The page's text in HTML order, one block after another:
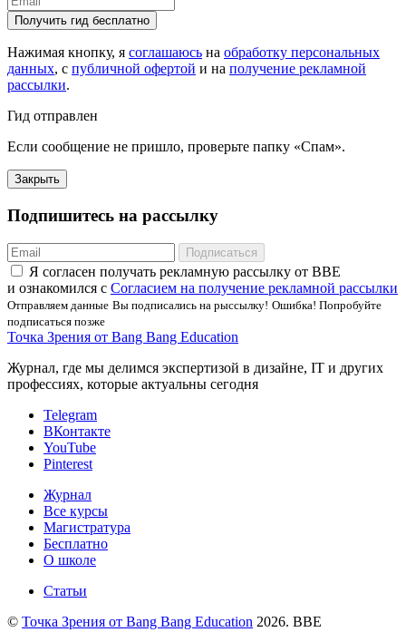
Получить гид бесплатно
Нажимая кнопку, я соглашаюсь на обработку персональных
данных, с публичной офертой и на получение рекламной
рассылки.
Гид отправлен
Если сообщение не пришло, проверьте папку «Спам».
Закрыть
Подпишитесь на рассылку
Подписаться
Я соглаcен получать рекламную рассылку от BBE
и ознакомился с Согласием на получение рекламной рассылки
Отправляем данные Вы подписались на рыссылку! Ошибка! Попробуйте
подписаться позже
Точка Зрения от Bang Bang Education
Журнал, где мы делимся экспертизой в дизайне, IT и других
профессиях, которые актуальны сегодня
Telegram
ВКонтакте
YouTube
Pinterest
Журнал
Все курсы
Магистратура
Бесплатно
О школе
Статьи
© Точка Зрения от Bang Bang Education 2026. BBE